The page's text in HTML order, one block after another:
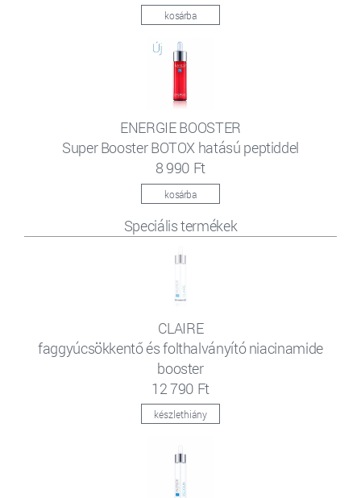
kosárba
ENERGIE BOOSTER
Super Booster BOTOX hatású peptiddel
8 990 Ft
kosárba
Speciális termékek
CLAIRE
faggyúcsökkentő és folthalványító niacinamide
booster
12 790 Ft
készlethiány